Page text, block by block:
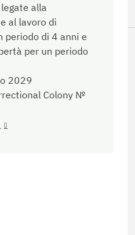
alla
al lavoro di
periodo di 4 anni e
per un periodo
2029
Colony №